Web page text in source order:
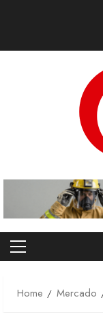
Primary
Home
Mercado